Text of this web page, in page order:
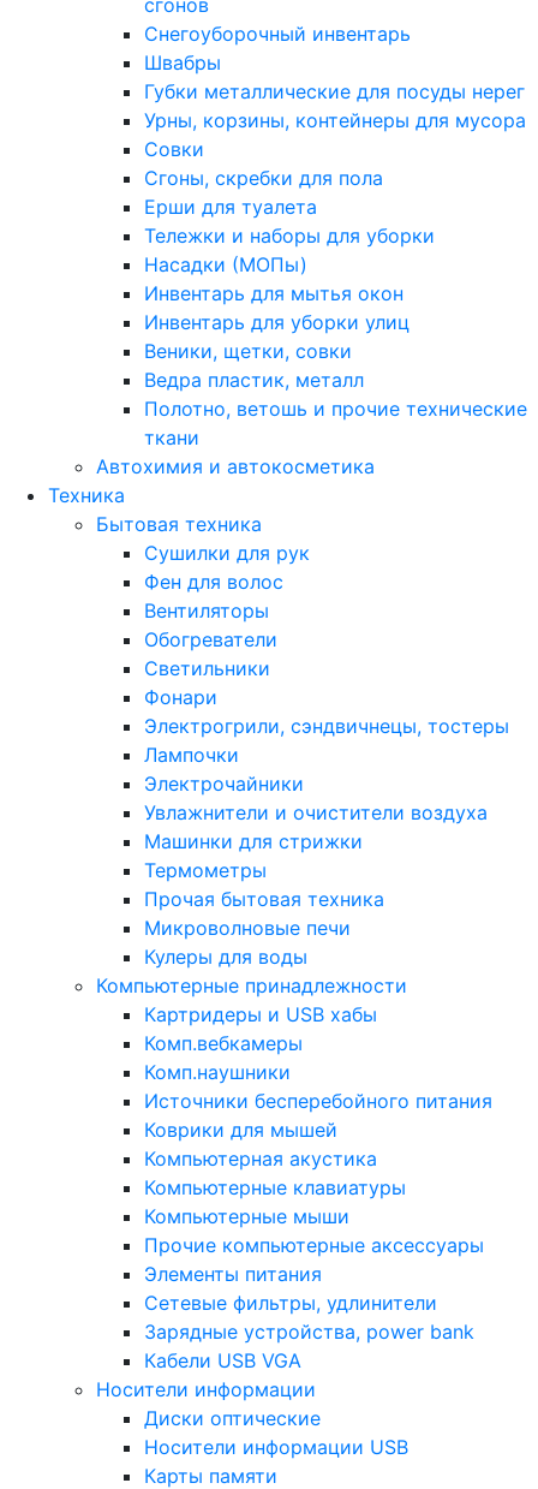
сгонов
Снегоуборочный инвентарь
Швабры
Губки металлические для посуды нерег
Урны, корзины, контейнеры для мусора
Совки
Сгоны, скребки для пола
Ерши для туалета
Тележки и наборы для уборки
Насадки (МОПы)
Инвентарь для мытья окон
Инвентарь для уборки улиц
Веники, щетки, совки
Ведра пластик, металл
Полотно, ветошь и прочие технические
ткани
Автохимия и автокосметика
Техника
Бытовая техника
Сушилки для рук
Фен для волос
Вентиляторы
Обогреватели
Светильники
Фонари
Электрогрили, сэндвичнецы, тостеры
Лампочки
Электрочайники
Увлажнители и очистители воздуха
Машинки для стрижки
Термометры
Прочая бытовая техника
Микроволновые печи
Кулеры для воды
Компьютерные принадлежности
Картридеры и USB хабы
Комп.вебкамеры
Комп.наушники
Источники бесперебойного питания
Коврики для мышей
Компьютерная акустика
Компьютерные клавиатуры
Компьютерные мыши
Прочие компьютерные аксессуары
Элементы питания
Сетевые фильтры, удлинители
Зарядные устройства, power bank
Кабели USB VGA
Носители информации
Диски оптические
Носители информации USB
Карты памяти